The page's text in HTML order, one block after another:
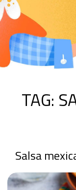
TAG:
Salsa